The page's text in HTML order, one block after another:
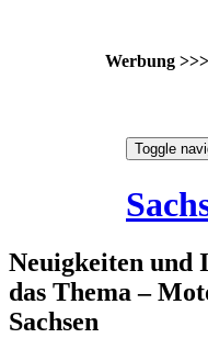
Werbung >>>
Toggle
Neuigkeiten und
das Thema –
Sachsen